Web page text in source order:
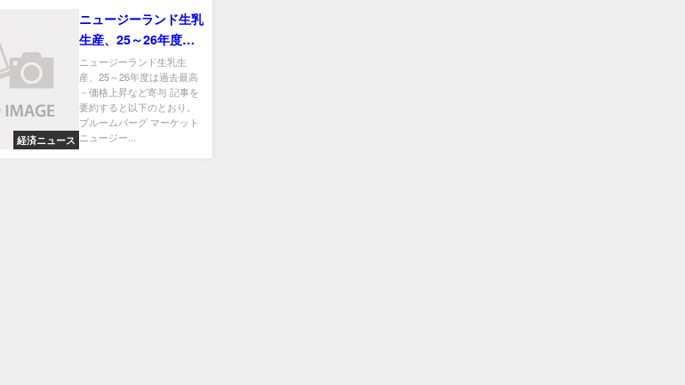
経済ニュース
ニュージーランド生乳
生産、25～26年度は
過去最高－価格上昇な
ど寄与
ニュージーランド生乳生
産、25～26年度は過去最高
－価格上昇など寄与 記事を
要約すると以下のとおり。
ブルームバーグ マーケット
ニュージー...